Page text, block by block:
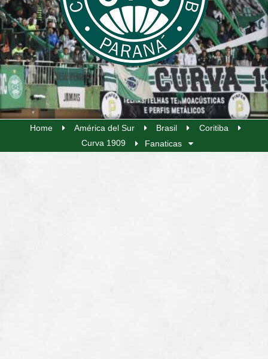
Home América del Sur Brasil
Coritiba
Curva 1909
Fanaticas